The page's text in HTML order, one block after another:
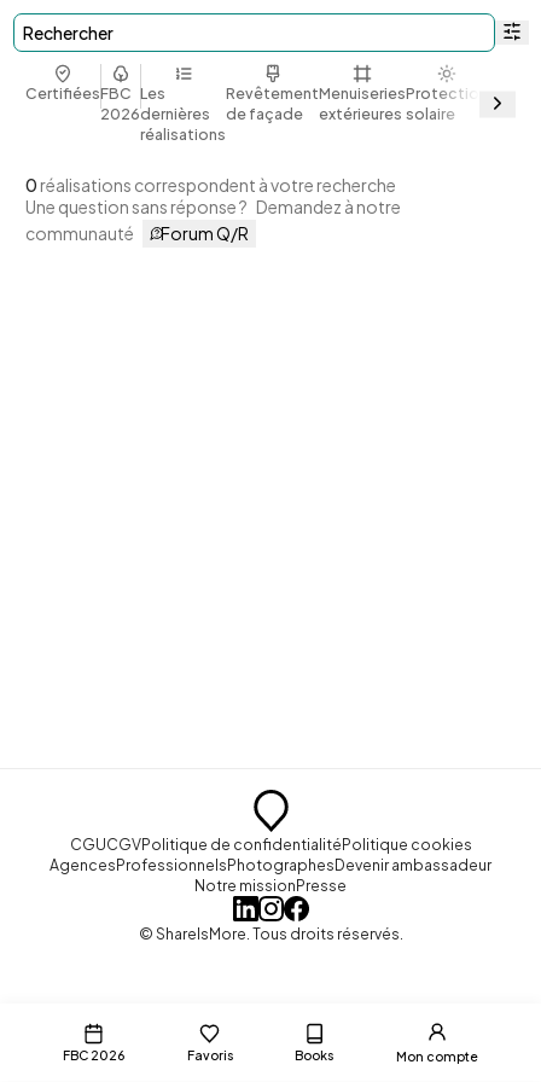
FBC 2026 Favoris Books Mon compte
Rechercher
CertifiéesFBC
2026
Les
dernières
réalisations
Revêtement
de façade
Menuiseries
extérieures
Protection
solaire
Bio et
0 réalisations correspondent à votre recherche
Une question sans réponse ? Demandez à notre
communauté
Forum Q/R
CGUCGVPolitique de confidentialitéPolitique cookies
AgencesProfessionnelsPhotographesDevenir ambassadeur
Notre missionPresse
© ShareIsMore. Tous droits réservés.